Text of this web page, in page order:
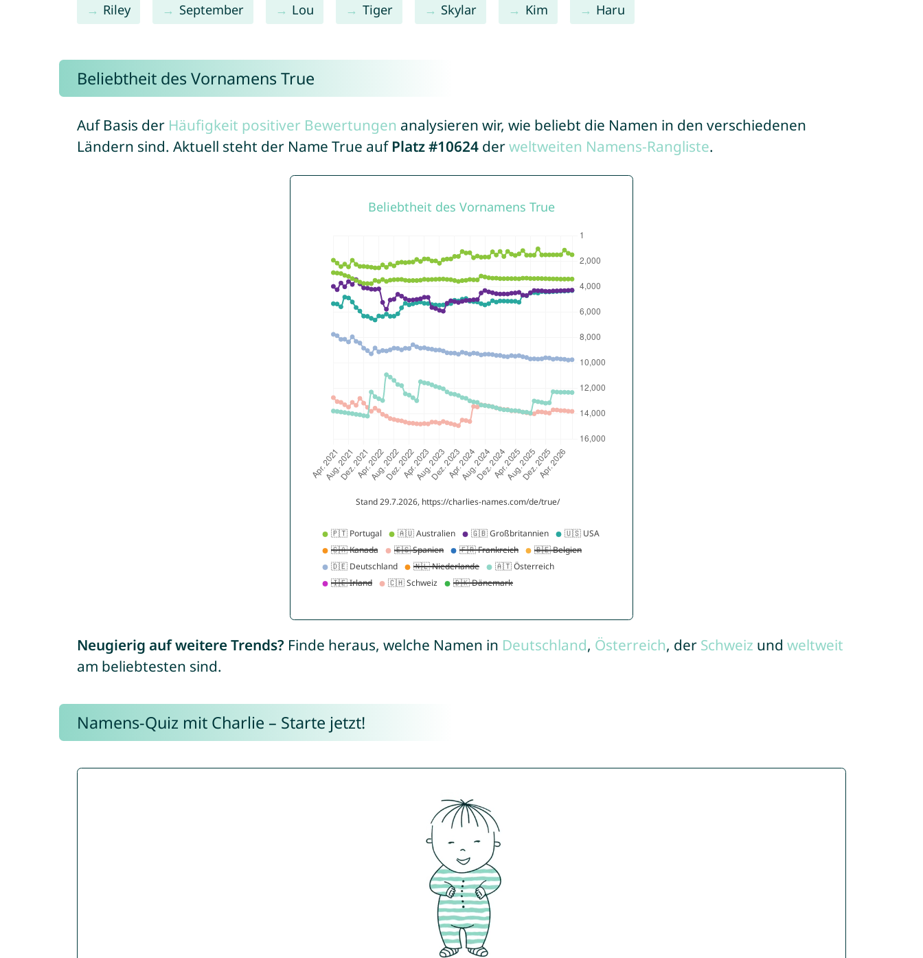
Riley September Lou Tiger Skylar Kim Haru
Beliebtheit des Vornamens True
Auf Basis der Häufigkeit positiver Bewertungen analysieren wir, wie beliebt die Namen in den verschiedenen
Ländern sind. Aktuell steht der Name True auf Platz #10624derweltweiten Namens-Rangliste.
Neugierig auf weitere Trends? Finde heraus, welche Namen in Deutschland, Österreich, der Schweiz und weltweit
am beliebtesten sind.
Namens-Quiz mit Charlie – Starte jetzt!